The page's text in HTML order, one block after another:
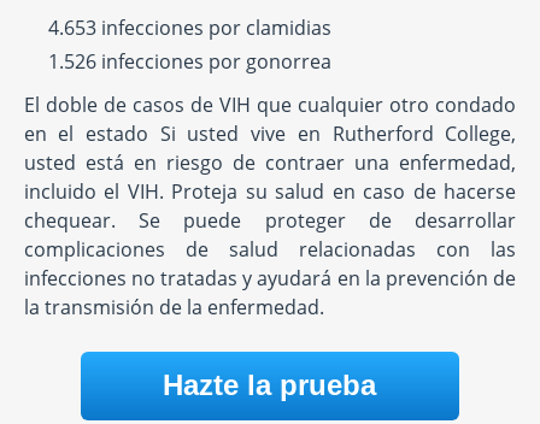
4.653 infecciones por clamidias
1.526 infecciones por gonorrea
El doble de casos de VIH que cualquier otro condado
en el estado Si usted vive en Rutherford College,
usted está en riesgo de contraer una enfermedad,
incluido el VIH. Proteja su salud en caso de hacerse
chequear. Se puede proteger de desarrollar
complicaciones de salud relacionadas con las
infecciones no tratadas y ayudará en la prevención de
la transmisión de la enfermedad.
Hazte la prueba